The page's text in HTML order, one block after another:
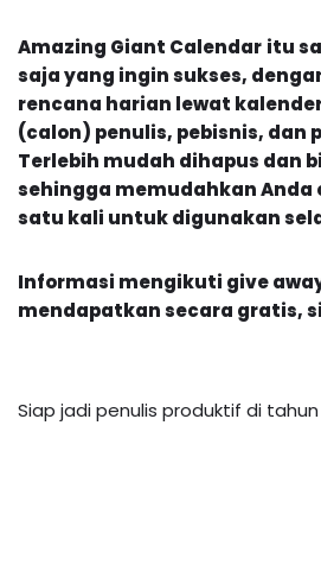
Amazing Giant Calendar itu
saja yang ingin sukses,
rencana harian lewat
(calon) penulis, pebisnis, dan
Terlebih mudah dihapus dan
sehingga memudahkan Anda
satu kali untuk digunakan
Informasi mengikuti give
mendapatkan secara gratis,
Siap jadi penulis produktif di tahun